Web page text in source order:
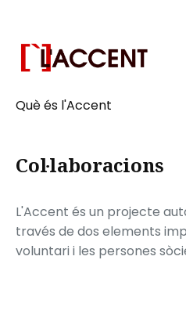
Què és l'Accent
Col·laboracions
L'Accent és un projecte
través de dos elements
voluntari i les persones